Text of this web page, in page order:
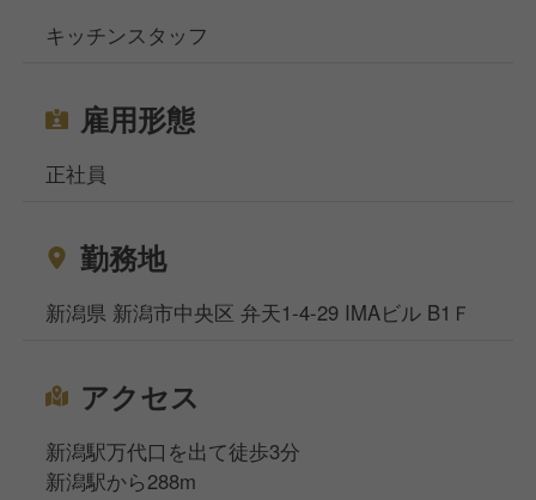
キッチンスタッフ
雇用形態
正社員
勤務地
新潟県 新潟市中央区 弁天1-4-29 IMAビル B1Ｆ
アクセス
新潟駅万代口を出て徒歩3分
新潟駅から288m